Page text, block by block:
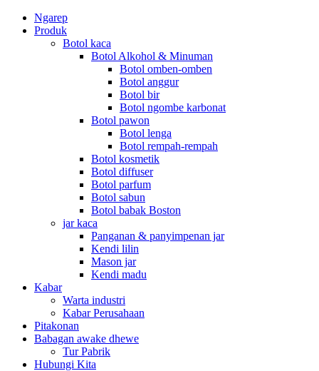
Ngarep
Produk
Botol kaca
Botol Alkohol & Minuman
Botol omben-omben
Botol anggur
Botol bir
Botol ngombe karbonat
Botol pawon
Botol lenga
Botol rempah-rempah
Botol kosmetik
Botol diffuser
Botol parfum
Botol sabun
Botol babak Boston
jar kaca
Panganan & panyimpenan jar
Kendi lilin
Mason jar
Kendi madu
Kabar
Warta industri
Kabar Perusahaan
Pitakonan
Babagan awake dhewe
Tur Pabrik
Hubungi Kita